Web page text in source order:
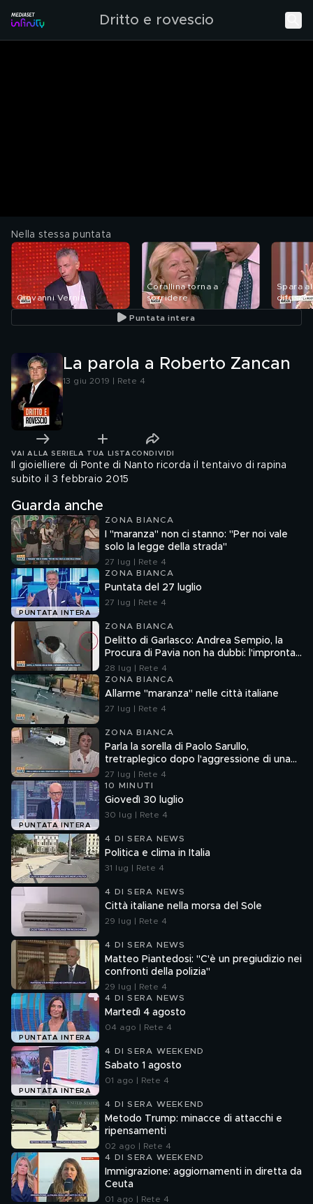
Dritto e rovescio
Nella stessa puntata
Giovanni Vernia
Corallina torna a
sorridere
Spara
difesa?
Puntata intera
La parola a Roberto Zancan
13 giu 2019 | Rete 4
VAI ALLA SERIE LA TUA LISTA CONDIVIDI
Il gioielliere di Ponte di Nanto ricorda il tentaivo di rapina
subito il 3 febbraio 2015
Guarda anche
ZONA BIANCA
I "maranza" non ci stanno: "Per noi vale
solo la legge della strada"
27 lug | Rete 4
PUNTATA INTERA
ZONA BIANCA
Puntata del 27 luglio
27 lug | Rete 4
ZONA BIANCA
Delitto di Garlasco: Andrea Sempio, la
Procura di Pavia non ha dubbi: l'impronta
33 è la pistola fumante
28 lug | Rete 4
ZONA BIANCA
Allarme "maranza" nelle città italiane
27 lug | Rete 4
ZONA BIANCA
Parla la sorella di Paolo Sarullo,
tretraplegico dopo l'aggressione di una
baby gang
27 lug | Rete 4
PUNTATA INTERA
10 MINUTI
Giovedì 30 luglio
30 lug | Rete 4
4 DI SERA NEWS
Politica e clima in Italia
31 lug | Rete 4
4 DI SERA NEWS
Città italiane nella morsa del Sole
29 lug | Rete 4
4 DI SERA NEWS
Matteo Piantedosi: "C'è un pregiudizio nei
confronti della polizia"
29 lug | Rete 4
PUNTATA INTERA
4 DI SERA NEWS
Martedì 4 agosto
04 ago | Rete 4
PUNTATA INTERA
4 DI SERA WEEKEND
Sabato 1 agosto
01 ago | Rete 4
4 DI SERA WEEKEND
Metodo Trump: minacce di attacchi e
ripensamenti
02 ago | Rete 4
4 DI SERA WEEKEND
Immigrazione: aggiornamenti in diretta da
Ceuta
01 ago | Rete 4